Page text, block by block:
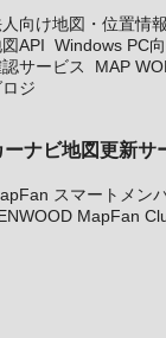
向け地図・位置情
API Windows PC
サービス
MAP
ジ
ーナビ地図更新サ
スマートメン
MapFan